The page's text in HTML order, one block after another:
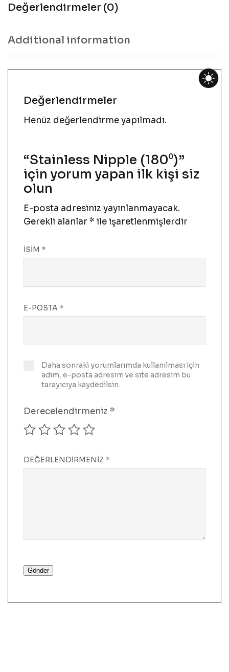
Değerlendirmeler (0)
Additional information
Değerlendirmeler
Henüz değerlendirme yapılmadı.
“Stainless Nipple (180⁰)”
için yorum yapan ilk kişi siz
olun
E-posta adresiniz yayınlanmayacak.
Gerekli alanlar * ile işaretlenmişlerdir
İSIM *
E-POSTA *
Daha sonraki yorumlarımda kullanılması için
adım, e-posta adresim ve site adresim bu
tarayıcıya kaydedilsin.
Derecelendirmeniz *
DEĞERLENDIRMENIZ *
Gönder